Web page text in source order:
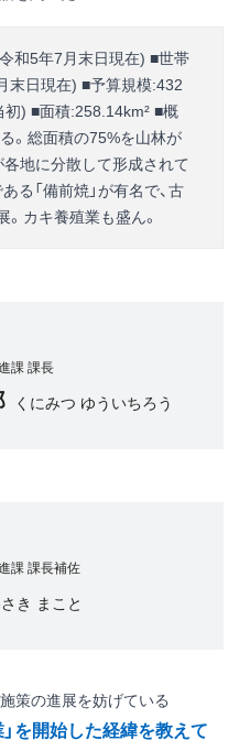
和5年7月末日現在) ■世帯
末日現在) ■予算規模:432
) ■面積:258.14km² ■概
。総面積の75%を山林が
地に分散して形成されて
る「備前焼」が有名で、古
カキ養殖業も盛ん。
課 課長
くにみつ ゆういちろう
課 課長補佐
き まこと
施策の進展を妨げている
を開始した経緯を教えて